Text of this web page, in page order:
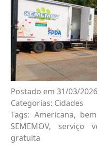
Postado em 31/03/2026
Categorias: Cidades
Tags: Americana,
SEMEMOV, serviço
gratuita